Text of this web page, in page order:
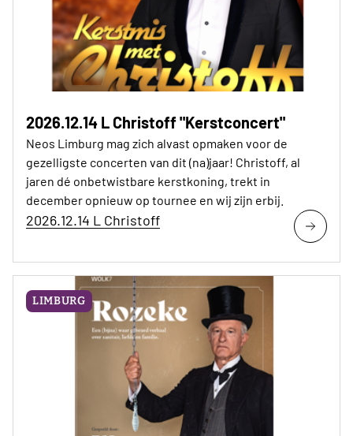
2026.12.14 L Christoff "Kerstconcert"
Neos Limburg mag zich alvast opmaken voor de
gezelligste concerten van dit (na)jaar! Christoff, al
jaren dé onbetwistbare kerstkoning, trekt in
december opnieuw op tournee en wij zijn erbij.
2026.12.14 L Christoff
LIMBURG